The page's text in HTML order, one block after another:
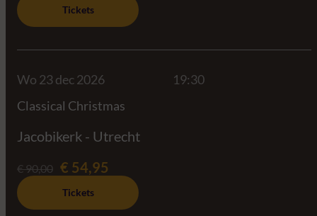
Tickets
Wo 23 dec 2026
19:30
Classical Christmas
Jacobikerk - Utrecht
€ 90,00 € 54,95
Tickets